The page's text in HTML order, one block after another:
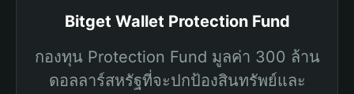
Bitget Wallet Protection Fund
กองทุน Protection Fund มูลค่า 300 ล้าน
ดอลลาร์สหรัฐที่จะปกป้องสินทรัพย์และ